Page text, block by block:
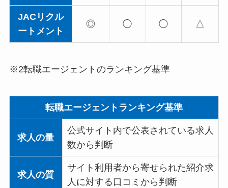
JACリクル
ートメント
◎ ◯ ◯ △
※2転職エージェントのランキング基準
転職エージェントランキング基準
求人の量
公式サイト内で公表されている求人
数から判断
求人の質
サイト利用者から寄せられた紹介求
人に対する口コミから判断